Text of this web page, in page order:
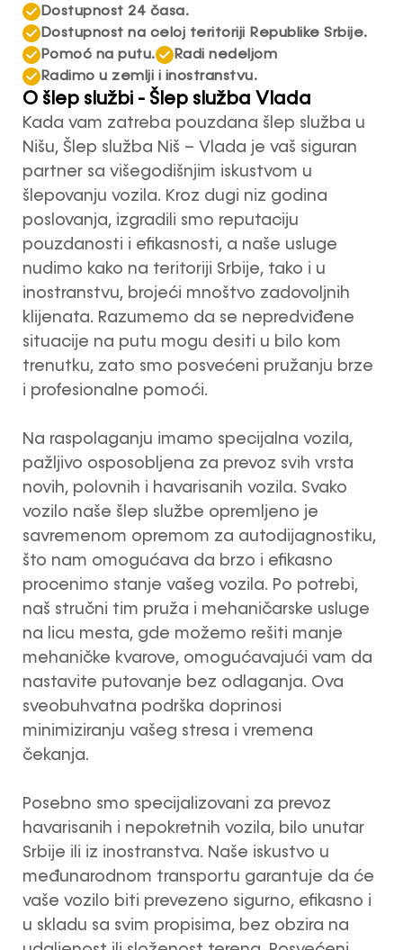
Dostupnost 24 časa.
Dostupnost na celoj teritoriji Republike Srbije.
Pomoć na putu.
Radi nedeljom
Radimo u zemlji i inostranstvu.
O šlep službi - Šlep služba Vlada
Kada vam zatreba pouzdana šlep služba u
Nišu, Šlep služba Niš – Vlada je vaš siguran
partner sa višegodišnjim iskustvom u
šlepovanju vozila. Kroz dugi niz godina
poslovanja, izgradili smo reputaciju
pouzdanosti i efikasnosti, a naše usluge
nudimo kako na teritoriji Srbije, tako i u
inostranstvu, brojeći mnoštvo zadovoljnih
klijenata. Razumemo da se nepredviđene
situacije na putu mogu desiti u bilo kom
trenutku, zato smo posvećeni pružanju brze
i profesionalne pomoći.
Na raspolaganju imamo specijalna vozila,
pažljivo osposobljena za prevoz svih vrsta
novih, polovnih i havarisanih vozila. Svako
vozilo naše šlep službe opremljeno je
savremenom opremom za autodijagnostiku,
što nam omogućava da brzo i efikasno
procenimo stanje vašeg vozila. Po potrebi,
naš stručni tim pruža i mehaničarske usluge
na licu mesta, gde možemo rešiti manje
mehaničke kvarove, omogućavajući vam da
nastavite putovanje bez odlaganja. Ova
sveobuhvatna podrška doprinosi
minimiziranju vašeg stresa i vremena
čekanja.
Posebno smo specijalizovani za prevoz
havarisanih i nepokretnih vozila, bilo unutar
Srbije ili iz inostranstva. Naše iskustvo u
međunarodnom transportu garantuje da će
vaše vozilo biti prevezeno sigurno, efikasno i
u skladu sa svim propisima, bez obzira na